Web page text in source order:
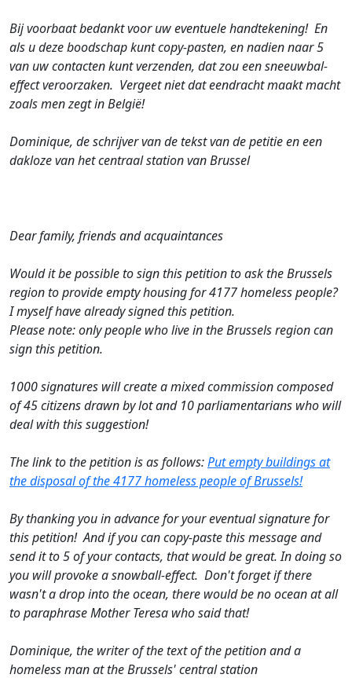
Bij voorbaat bedankt voor uw eventuele handtekening! En
als u deze boodschap kunt copy-pasten, en nadien naar 5
van uw contacten kunt verzenden, dat zou een sneeuwbal-
effect veroorzaken. Vergeet niet dat eendracht maakt macht
zoals men zegt in België!
Dominique, de schrijver van de tekst van de petitie en een
dakloze van het centraal station van Brussel
Dear family, friends and acquaintances
Would it be possible to sign this petition to ask the Brussels
region to provide empty housing for 4177 homeless people?
I myself have already signed this petition.
Please note: only people who live in the Brussels region can
sign this petition.
1000 signatures will create a mixed commission composed
of 45 citizens drawn by lot and 10 parliamentarians who will
deal with this suggestion!
The link to the petition is as follows:Put empty buildings at
the disposal of the 4177 homeless people of Brussels!
By thanking you in advance for your eventual signature for
this petition! And if you can copy-paste this message and
send it to 5 of your contacts, that would be great. In doing so
you will provoke a snowball-effect. Don't forget if there
wasn't a drop into the ocean, there would be no ocean at all
to paraphrase Mother Teresa who said that!
Dominique, the writer of the text of the petition and a
homeless man at the Brussels' central station